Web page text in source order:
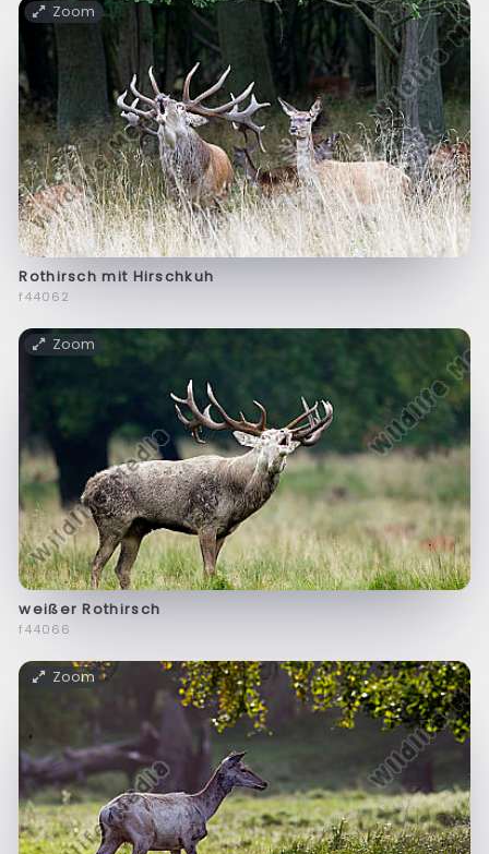
Zoom
Rothirsch mit Hirschkuh
f44062
Zoom
weißer Rothirsch
f44066
Zoom